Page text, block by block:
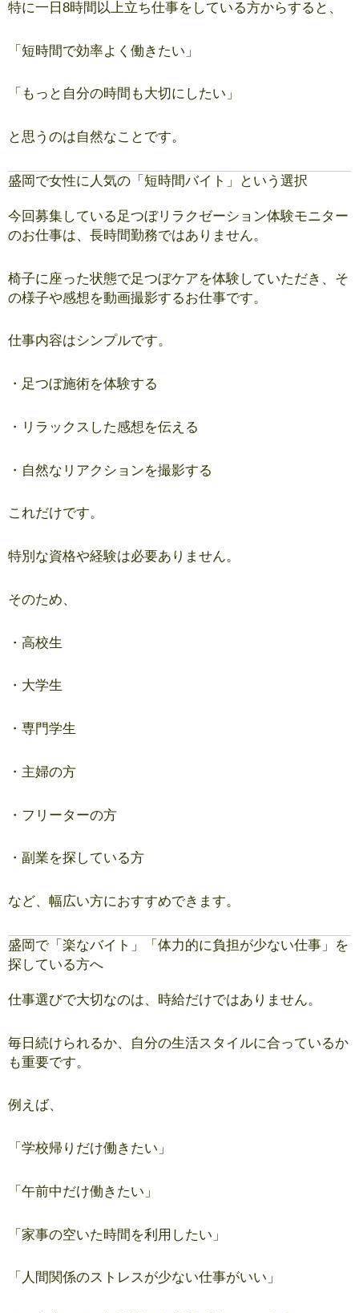
特に一日8時間以上立ち仕事をしている方からすると、
「短時間で効率よく働きたい」
「もっと自分の時間も大切にしたい」
と思うのは自然なことです。
盛岡で女性に人気の「短時間バイト」という選択
今回募集している足つぼリラクゼーション体験モニター
のお仕事は、長時間勤務ではありません。
椅子に座った状態で足つぼケアを体験していただき、そ
の様子や感想を動画撮影するお仕事です。
仕事内容はシンプルです。
・足つぼ施術を体験する
・リラックスした感想を伝える
・自然なリアクションを撮影する
これだけです。
特別な資格や経験は必要ありません。
そのため、
・高校生
・大学生
・専門学生
・主婦の方
・フリーターの方
・副業を探している方
など、幅広い方におすすめできます。
盛岡で「楽なバイト」「体力的に負担が少ない仕事」を
探している方へ
仕事選びで大切なのは、時給だけではありません。
毎日続けられるか、自分の生活スタイルに合っているか
も重要です。
例えば、
「学校帰りだけ働きたい」
「午前中だけ働きたい」
「家事の空いた時間を利用したい」
「人間関係のストレスが少ない仕事がいい」